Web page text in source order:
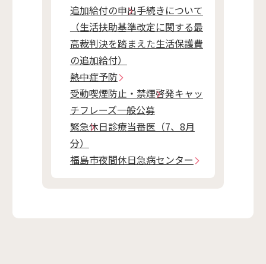
追加給付の申出手続きについて
（生活扶助基準改定に関する最
高裁判決を踏まえた生活保護費
の追加給付）
熱中症予防
受動喫煙防止・禁煙啓発キャッ
チフレーズ一般公募
緊急休日診療当番医（7、8月
分）
福島市夜間休日急病センター